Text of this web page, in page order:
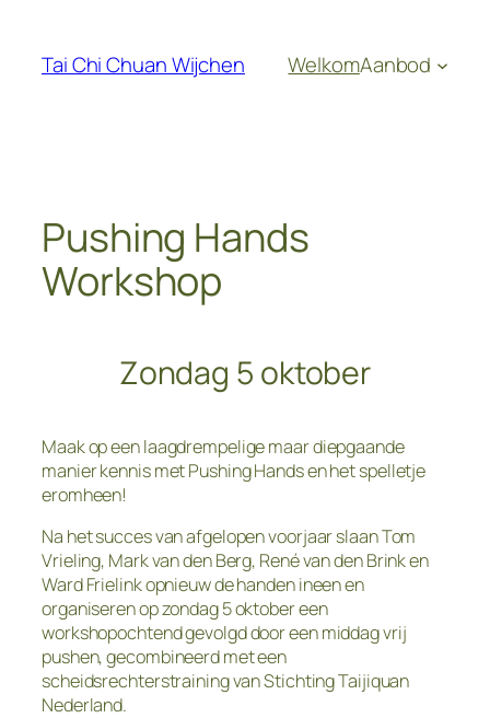
Tai Chi Chuan Wijchen WelkomAanbod
Pushing Hands
Workshop
Zondag 5 oktober
Maak op een laagdrempelige maar diepgaande
manier kennis met Pushing Hands en het spelletje
eromheen!
Na het succes van afgelopen voorjaar slaan Tom
Vrieling, Mark van den Berg, René van den Brink en
Ward Frielink opnieuw de handen ineen en
organiseren op zondag 5 oktober een
workshopochtend gevolgd door een middag vrij
pushen, gecombineerd met een
scheidsrechterstraining van Stichting Taijiquan
Nederland.